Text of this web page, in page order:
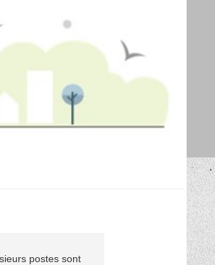
postes sont